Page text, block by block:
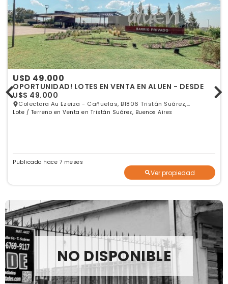
USD 49.000
OPORTUNIDAD! LOTES EN VENTA EN ALUEN - DESDE
U$S 49.000
Colectora Au Ezeiza - Cañuelas, B1806 Tristán Suárez,
Provincia De Buenos Aires, Tristán Suárez, GBA Sur
Lote / Terreno en Venta en Tristán Suárez, Buenos Aires
Publicado hace 7 meses
Ver propiedad
NO DISPONIBLE